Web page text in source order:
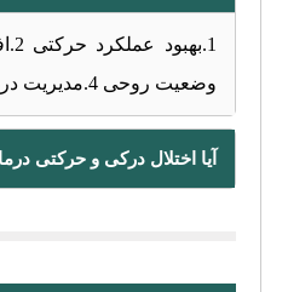
وضعیت روحی 4.مدیریت درد
آیا اختلال درکی و حرکتی